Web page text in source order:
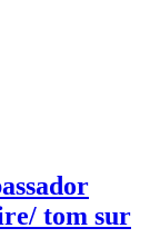
tom sur